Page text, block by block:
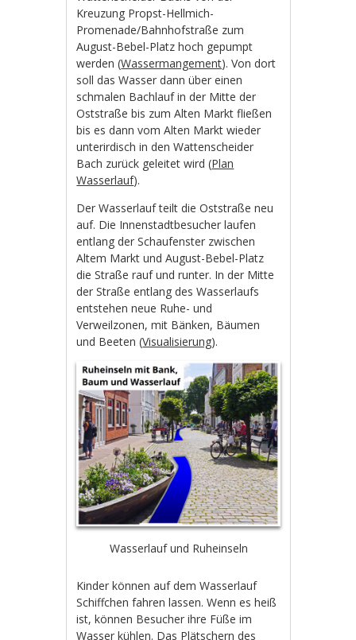
Kreuzung Propst-Hellmich-
Promenade/Bahnhofstraße zum
August-Bebel-Platz hoch gepumpt
werden (Wassermangement). Von dort
soll das Wasser dann über einen
schmalen Bachlauf in der Mitte der
Oststraße bis zum Alten Markt fließen
bis es dann vom Alten Markt wieder
unterirdisch in den Wattenscheider
Bach zurück geleitet wird (Plan
Wasserlauf).
Der Wasserlauf teilt die Oststraße neu
auf. Die Innenstadtbesucher laufen
entlang der Schaufenster zwischen
Altem Markt und August-Bebel-Platz
die Straße rauf und runter. In der Mitte
der Straße entlang des Wasserlaufs
entstehen neue Ruhe- und
Verweilzonen, mit Bänken, Bäumen
und Beeten (Visualisierung).
Wasserlauf und Ruheinseln
Kinder können auf dem Wasserlauf
Schiffchen fahren lassen. Wenn es heiß
ist, können Besucher ihre Füße im
Wasser kühlen. Das Plätschern des